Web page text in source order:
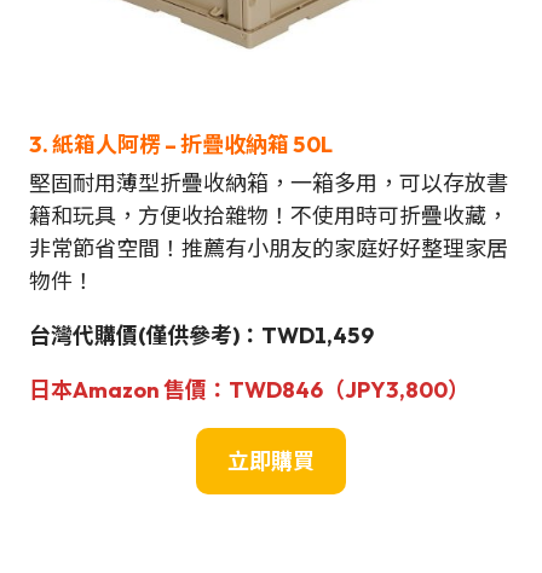
3. 紙箱人阿楞 – 折疊收納箱 50L
堅固耐用薄型折疊收納箱，一箱多用，可以存放書
籍和玩具，方便收拾雜物！不使用時可折疊收藏，
非常節省空間！推薦有小朋友的家庭好好整理家居
物件！
台灣代購價(僅供參考) ：TWD1,459
日本Amazon售價： TWD846（JPY3,800）
立即購買